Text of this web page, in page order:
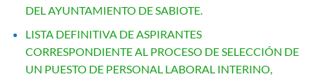
DEL AYUNTAMIENTO DE SABIOTE.
LISTA DEFINITIVA DE ASPIRANTES
CORRESPONDIENTE AL PROCESO DE SELECCIÓN DE
UN PUESTO DE PERSONAL LABORAL INTERINO,